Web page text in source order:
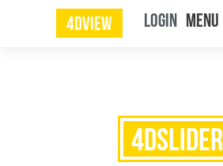
4DVIEW LOGIN
4DSLIDER